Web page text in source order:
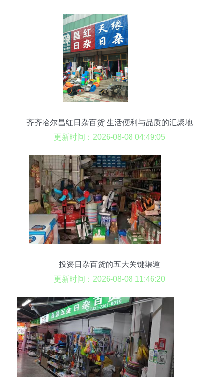
齐齐哈尔昌红日杂百货 生活便利与品质的汇聚地
更新时间：2026-08-08 04:49:05
投资日杂百货的五大关键渠道
更新时间：2026-08-08 11:46:20